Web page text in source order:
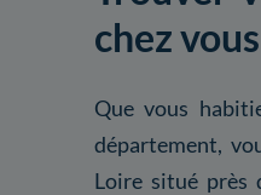
chez
Que vous
département,
Loire situé près